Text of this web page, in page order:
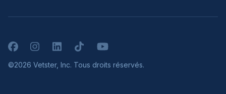
FacebookInstagramLinkedInTikTokYouTube
©2026 Vetster, Inc. Tous droits réservés.